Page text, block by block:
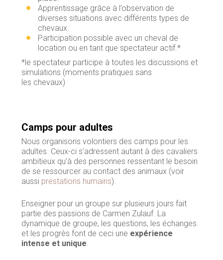
Apprentissage grâce à l’observation de
diverses situations avec différents types de
chevaux.
Participation possible avec un cheval de
location ou en tant que spectateur actif.*
*le spectateur participe à toutes les discussions et
simulations (moments pratiques sans
les chevaux)
Camps pour adultes
Nous organisons volontiers des camps pour les
adultes. Ceux-ci s'adressent autant à des cavaliers
ambitieux qu'à des personnes ressentant le besoin
de se ressourcer au contact des animaux (voir
aussi prestations humains).
Enseigner pour un groupe sur plusieurs jours fait
partie des passions de Carmen Zulauf. La
dynamique de groupe, les questions, les échanges
et les progrès font de ceci une expérience
intense et unique